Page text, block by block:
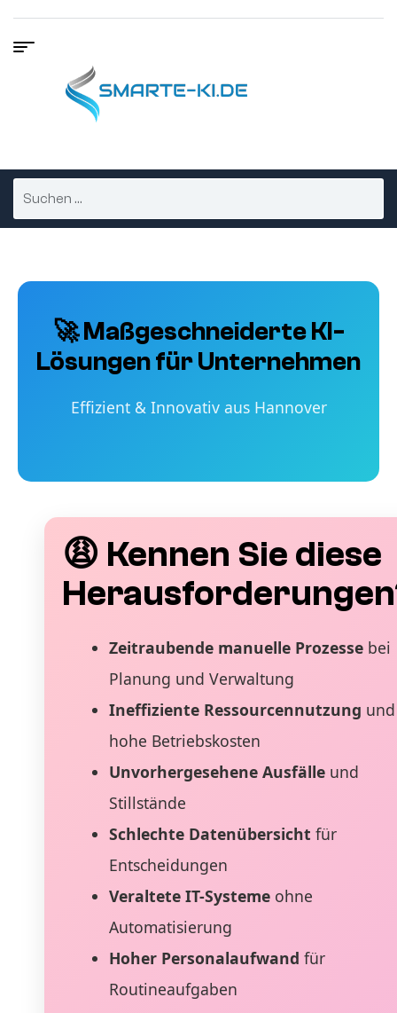
🚀 Maßgeschneiderte KI-
Lösungen für Unternehmen
Effizient & Innovativ aus Hannover
😩 Kennen Sie diese
Zeitraubende manuelle Prozessebei
Planung und Verwaltung
Ineffiziente Ressourcennutzung und
hohe Betriebskosten
Unvorhergesehene Ausfälleund
Stillstände
Schlechte Datenübersicht für
Entscheidungen
Veraltete IT-Systemeohne
Automatisierung
Hoher Personalaufwand für
Routineaufgaben